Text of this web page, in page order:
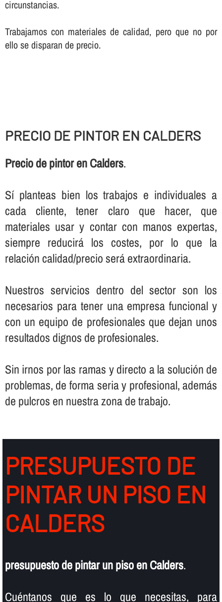
circunstancias.
Trabajamos con materiales de calidad, pero que no por
ello se disparan de precio.
PRECIO DE PINTOR EN CALDERS
Precio de pintor en Calders.
Sí­ planteas bien los trabajos e individuales a
cada cliente, tener claro que hacer, que
materiales usar y contar con manos expertas,
siempre reducirá los costes, por lo que la
relación calidad/precio será extraordinaria.
Nuestros servicios dentro del sector son los
necesarios para tener una empresa funcional y
con un equipo de profesionales que dejan unos
resultados dignos de profesionales.
Sin irnos por las ramas y directo a la solución de
problemas, de forma seria y profesional, además
de pulcros en nuestra zona de trabajo.
PRESUPUESTO DE
PINTAR UN PISO EN
CALDERS
presupuesto de pintar un piso en Calders.
Cuéntanos que es lo que necesitas, para